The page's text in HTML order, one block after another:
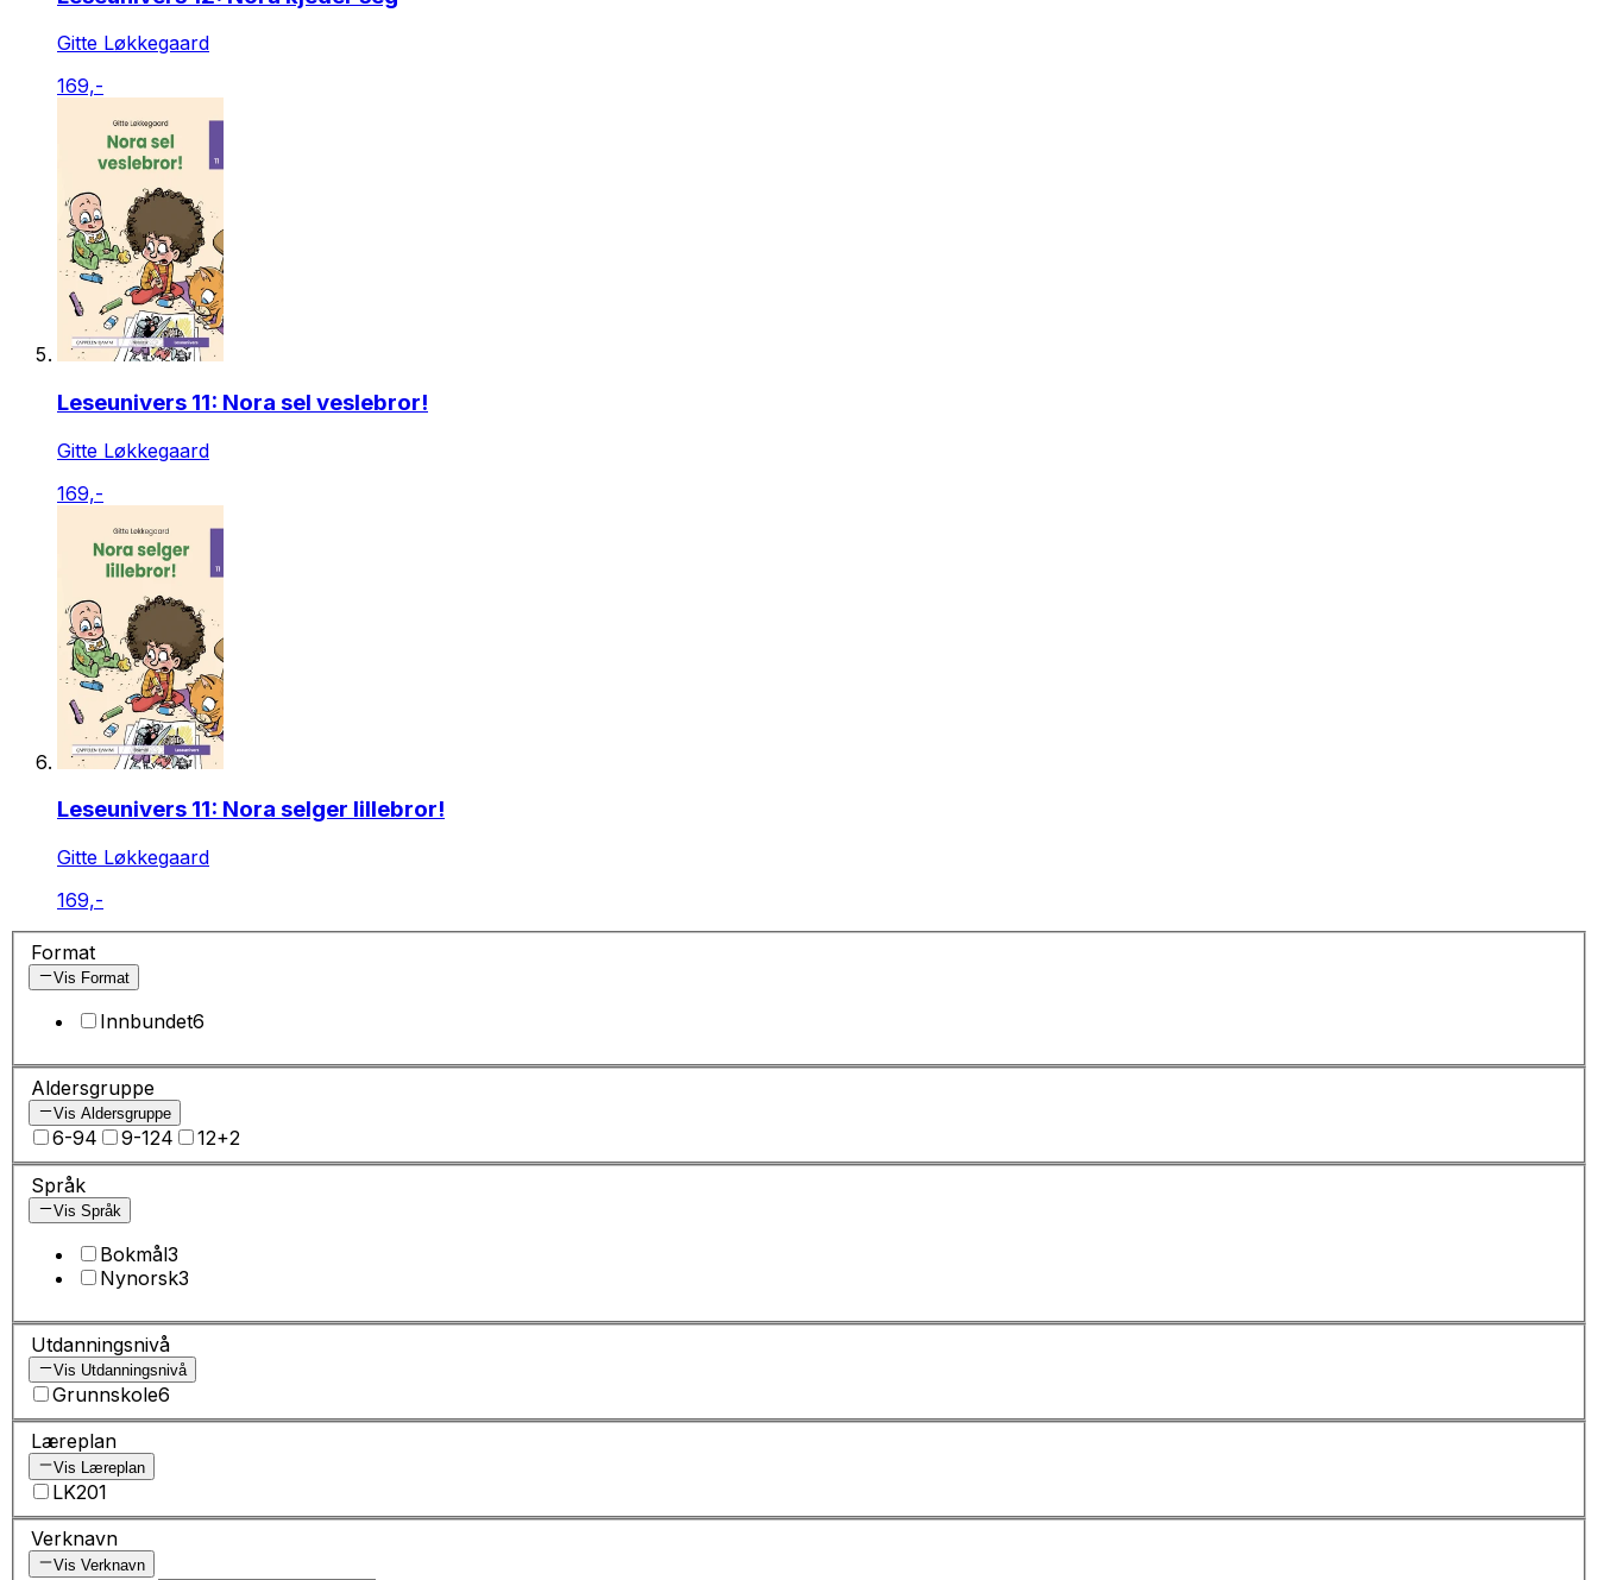
Gitte Løkkegaard
169,-
Leseunivers 11: Nora sel veslebror!
Gitte Løkkegaard
169,-
Leseunivers 11: Nora selger lillebror!
Gitte Løkkegaard
169,-
Format
Vis Format
Innbundet6
Aldersgruppe
Vis Aldersgruppe
6-94 9-124 12+2
Språk
Vis Språk
Bokmål3
Nynorsk3
Utdanningsnivå
Vis Utdanningsnivå
Grunnskole6
Læreplan
Vis Læreplan
LK201
Verknavn
Vis Verknavn